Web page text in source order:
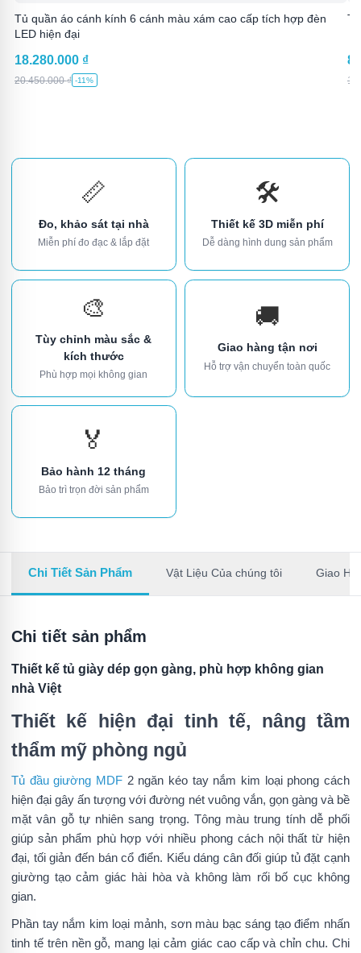
Tủ quần áo cánh kính 6 cánh màu xám cao cấp tích hợp đèn
LED hiện đại
18.280.000 ₫
20.450.000₫ -11%
📏
Đo, khảo sát tại nhà
Miễn phí đo đạc & lắp đặt
🛠️
Thiết kế 3D miễn phí
Dễ dàng hình dung sản phẩm
🎨
Tùy chỉnh màu sắc &
kích thước
Phù hợp mọi không gian
🚚
Giao hàng tận nơi
Hỗ trợ vận chuyển toàn quốc
🏅
Bảo hành 12 tháng
Bảo trì trọn đời sản phẩm
Chi Tiết Sản Phẩm Vật Liệu Của chúng tôi Giao
Chi tiết sản phẩm
Thiết kế tủ giày dép gọn gàng, phù hợp không gian
nhà Việt
Thiết kế hiện đại tinh tế, nâng tầm
thẩm mỹ phòng ngủ
Tủ đầu giường MDF 2 ngăn kéo tay nắm kim loại phong cách
hiện đại gây ấn tượng với đường nét vuông vắn, gọn gàng và bề
mặt vân gỗ tự nhiên sang trọng. Tông màu trung tính dễ phối
giúp sản phẩm phù hợp với nhiều phong cách nội thất từ hiện
đại, tối giản đến bán cổ điển. Kiểu dáng cân đối giúp tủ đặt cạnh
giường tạo cảm giác hài hòa và không làm rối bố cục không
gian.
Phần tay nắm kim loại mảnh, sơn màu bạc sáng tạo điểm nhấn
tinh tế trên nền gỗ, mang lại cảm giác cao cấp và chỉn chu. Chi